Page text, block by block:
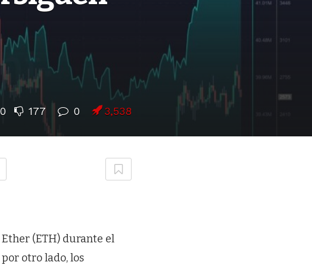
177 0 3,538
(ETH) durante el
otro lado, los